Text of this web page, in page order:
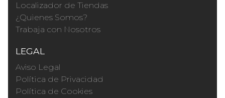
Localizador de Tiendas
¿Quienes Somos?
Trabaja con Nosotros
LEGAL
Aviso Legal
Política de Privacidad
Política de Cookies